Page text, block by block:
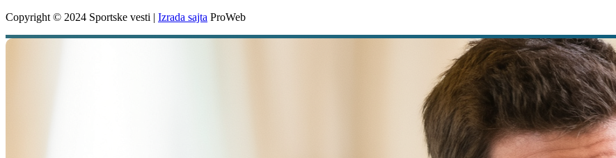
Copyright © 2024 Sportske vesti | Izrada sajta ProWeb